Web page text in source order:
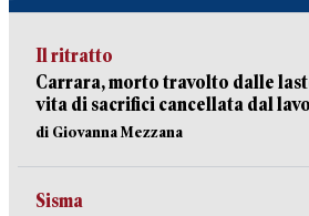
Il ritratto
Carrara, morto travolto dalle
vita di sacrifici cancellata dal
di Giovanna Mezzana
Sisma